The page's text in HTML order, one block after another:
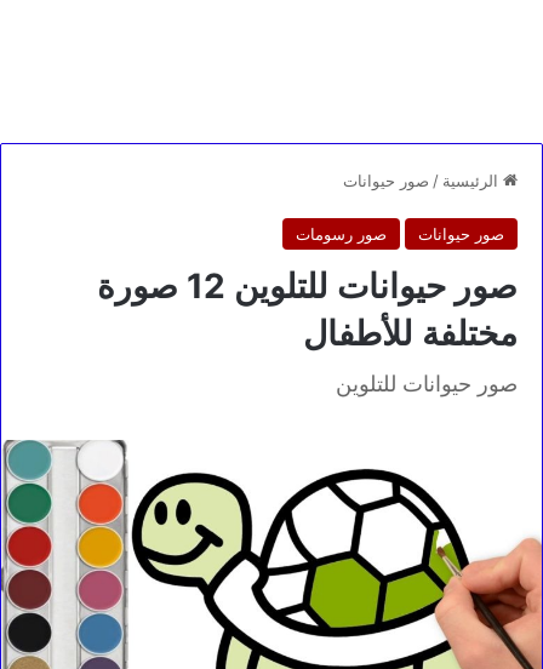
الرئيسية / صور حيوانات
صور حيوانات صور رسومات
صور حيوانات للتلوين 12 صورة
مختلفة للأطفال
صور حيوانات للتلوين